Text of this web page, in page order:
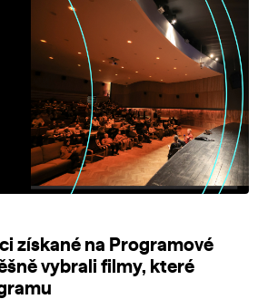
získané na Programové
vybrali filmy, které